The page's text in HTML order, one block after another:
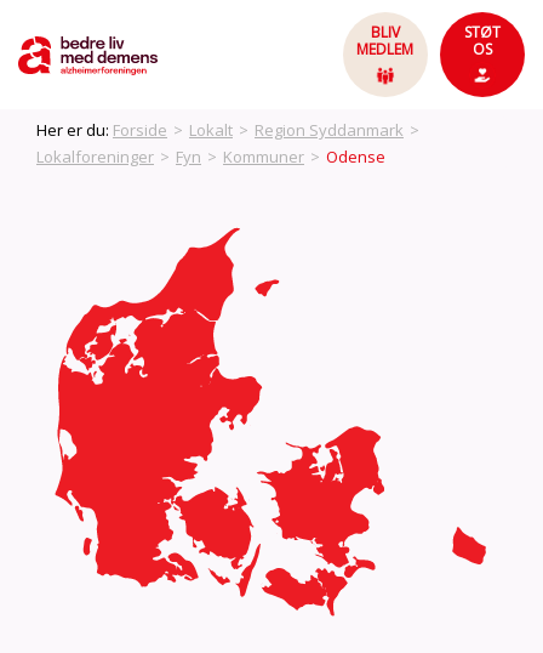
BLIV
MEDLEM
STØT
OS
Her er du: Forside > Lokalt > Region Syddanmark >
Lokalforeninger > Fyn > Kommuner > Odense